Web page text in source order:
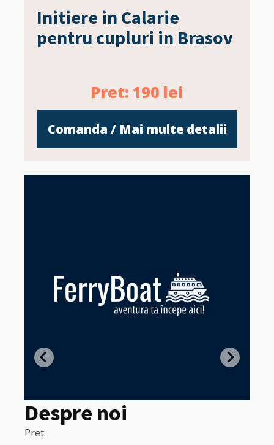
Initiere in Calarie
pentru cupluri in Brasov
Pret: 190 lei
Comanda / Mai multe detalii
Despre noi
Pret: